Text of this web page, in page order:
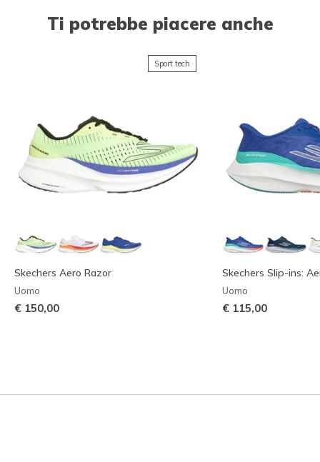
Ti potrebbe piacere anche
Sport tech
Skechers Aero Razor
Uomo
€ 150,00
Skechers Slip-ins:
Uomo
€ 115,00